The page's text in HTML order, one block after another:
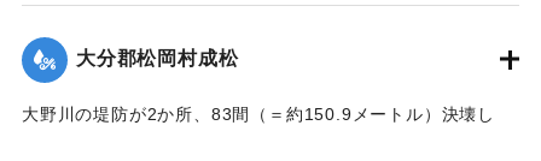
｜固有コード:
大分郡松岡村成松
大野川の堤防が2か所、83間（＝約150.9メートル）決壊し